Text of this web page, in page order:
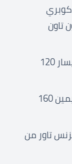
تاون
أقرب مسافة لأرض المشروع من اليسار 120
أقرب مسافة لأرض المشروع من اليمين 160
تاور من